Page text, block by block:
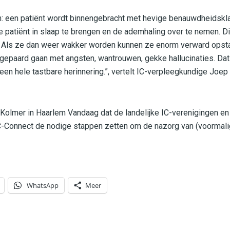
een patiënt wordt binnengebracht met hevige
in slaap te brengen en de ademhaling over te nemen.
ze dan weer wakker worden kunnen ze enorm verward
gaan met angsten, wantrouwen, gekke hallucinaties.
hele tastbare herinnering.”, vertelt IC-verpleegkundige
in Haarlem Vandaag dat de landelijke IC-verenigingen
de nodige stappen zetten om de nazorg van
WhatsApp Meer